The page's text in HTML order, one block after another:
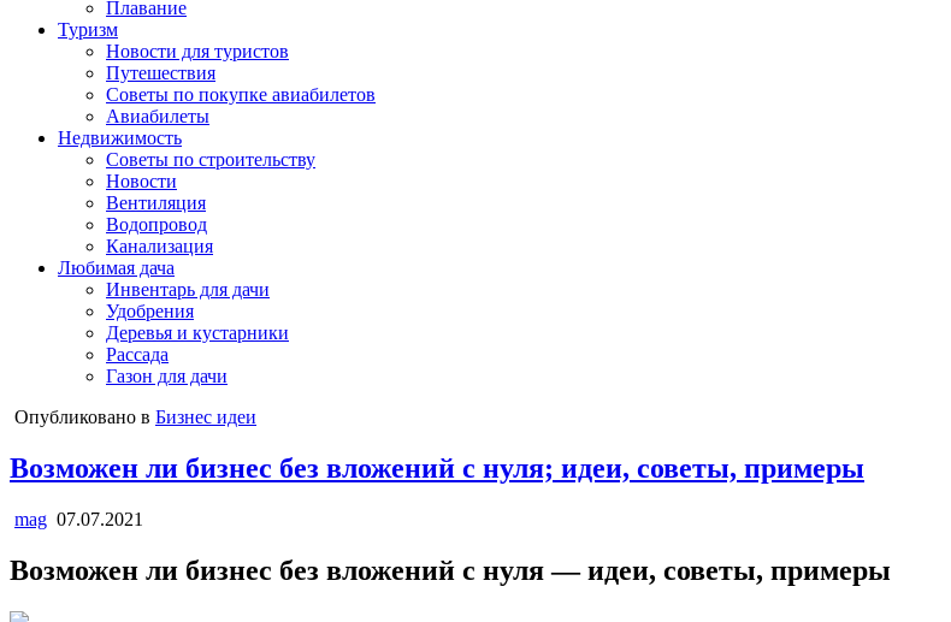
Плавание
Туризм
Новости для туристов
Путешествия
Советы по покупке авиабилетов
Авиабилеты
Недвижимость
Советы по строительству
Новости
Вентиляция
Водопровод
Канализация
Любимая дача
Инвентарь для дачи
Удобрения
Деревья и кустарники
Рассада
Газон для дачи
Опубликовано в Бизнес идеи
Возможен ли бизнес без вложений с нуля; идеи, советы, примеры
mag 07.07.2021
Возможен ли бизнес без вложений с нуля — идеи, советы, примеры